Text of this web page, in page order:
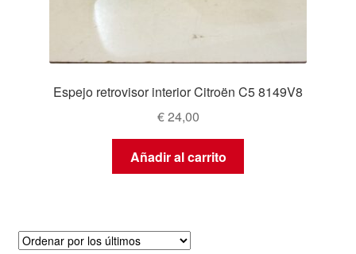
Espejo retrovisor interior Citroën C5 8149V8
€24,00
Añadir al carrito